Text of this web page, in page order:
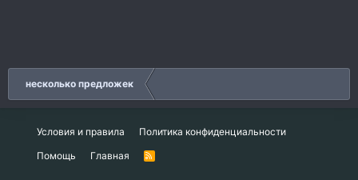
несколько предложек
Условия и правила
Политика конфиденциальности
Помощь
Главная
R